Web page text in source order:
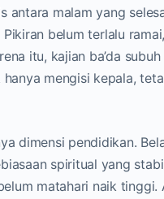
malam yang
belum terlalu
itu, kajian ba’da
mengisi kepala,
dimensi pendidikan.
spiritual yang
matahari naik